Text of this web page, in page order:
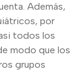
Además,
por
todos los
modo que los
grupos